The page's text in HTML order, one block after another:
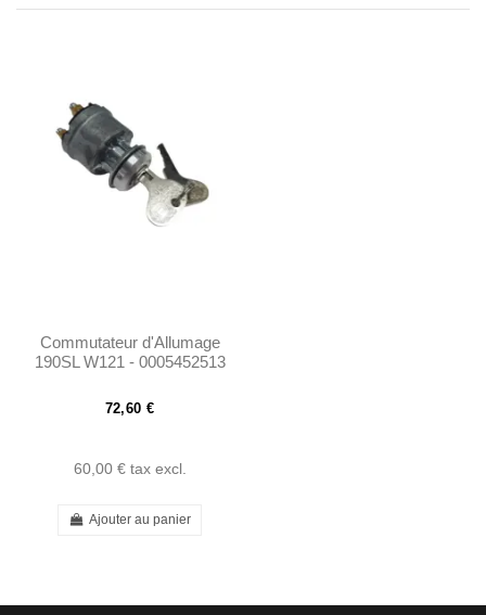
Commutateur d'Allumage
190SL W121 - 0005452513
72,60 €
60,00 € tax excl.
Ajouter au panier